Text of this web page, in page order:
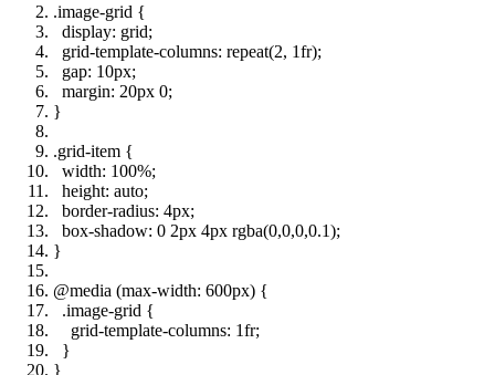
.image-grid {
display: grid;
grid-template-columns: repeat(2, 1fr);
gap: 10px;
margin: 20px 0;
}
.grid-item {
width: 100%;
height: auto;
border-radius: 4px;
box-shadow: 0 2px 4px rgba(0,0,0,0.1);
}
@media (max-width: 600px) {
.image-grid {
grid-template-columns: 1fr;
}
}